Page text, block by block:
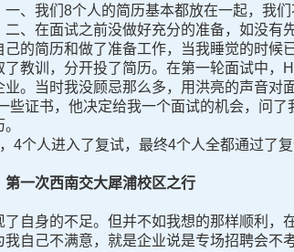
我们8个人的简历基本都放在一起，我们
、在面试之前没做好充分的准备，如没有
的简历和做了准备工作，当我睡觉的时候
训，分开投了简历。在第一轮面试中，
。当时我没顾忌那么多，用洪亮的声音对
些证书，他决定给我一个面试的机会，问
人进入了复试，最终4个人全都通过了
第一次西南交大犀浦校区之行
身的不足。但并不如我想的那样顺利，
自己不满意，就是企业说是专场招聘会不